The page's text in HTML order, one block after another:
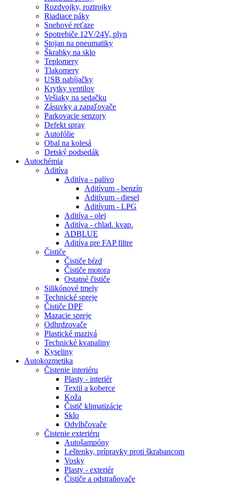
Rozdvojky, roztrojky
Riadiace páky
Snehové reťaze
Spotrebiče 12V/24V, plyn
Stojan na pneumatiky
Škrabky na sklo
Teplomery
Tlakomery
USB nabíjačky
Krytky ventilov
Vešiaky na sedačku
Zásuvky a zapaľovače
Parkovacie senzory
Defekt spray
Autofólie
Obal na kolesá
Detský podsedák
Autochémia
Aditíva
Aditíva - palivo
Aditívum - benzín
Aditívum - diesel
Aditívum - LPG
Aditíva - olej
Aditíva - chlad. kvap.
ADBLUE
Aditíva pre FAP filtre
Čističe
Čističe bŕzd
Čističe motora
Ostatné čističe
Silikónové tmely
Technické spreje
Čističe DPF
Mazacie spreje
Odhrdzovače
Plastické mazivá
Technické kvapaliny
Kyseliny
Autokozmetika
Čistenie interiéru
Plasty - interiér
Textil a koberce
Koža
Čistič klimatizácie
Sklo
Odvlhčovače
Čistenie exteriéru
Autošampóny
Leštenky, prípravky proti škrabancom
Vosky
Plasty - exteriér
Čističe a odstraňovače